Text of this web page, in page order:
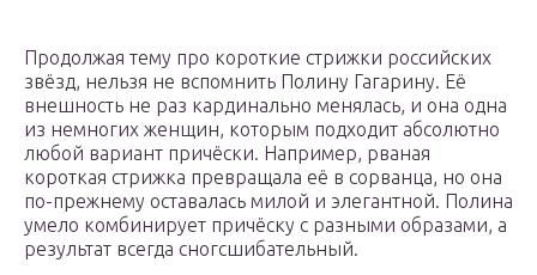
Продолжая тему про короткие стрижки российских
звёзд, нельзя не вспомнить Полину Гагарину. Её
внешность не раз кардинально менялась, и она одна
из немногих женщин, которым подходит абсолютно
любой вариант причёски. Например, рваная
короткая стрижка превращала её в сорванца, но она
по-прежнему оставалась милой и элегантной. Полина
умело комбинирует причёску с разными образами, а
результат всегда сногсшибательный.